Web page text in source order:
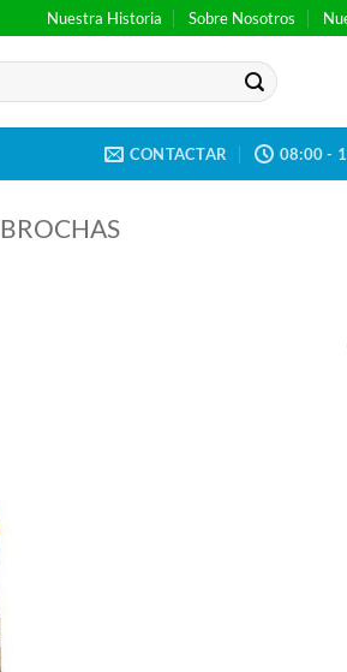
Nuestra Historia Sobre Nosotros
CONTACTAR 08:00 -
BROCHAS